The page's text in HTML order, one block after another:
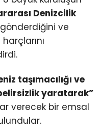
Denizcilik
ve
taşımacılığı ve
yaratarak”
verecek bir emsal